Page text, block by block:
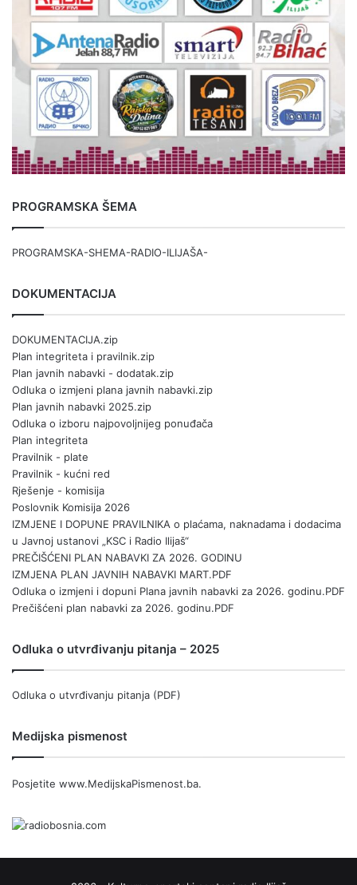
PROGRAMSKA ŠEMA
PROGRAMSKA-SHEMA-RADIO-ILIJAŠA-
DOKUMENTACIJA
DOKUMENTACIJA.zip
Plan integriteta i pravilnik.zip
Plan javnih nabavki - dodatak.zip
Odluka o izmjeni plana javnih nabavki.zip
Plan javnih nabavki 2025.zip
Odluka o izboru najpovoljnijeg ponuđača
Plan integriteta
Pravilnik - plate
Pravilnik - kućni red
Rješenje - komisija
Poslovnik Komisija 2026
IZMJENE I DOPUNE PRAVILNIKA o plaćama, naknadama i dodacima
u Javnoj ustanovi „KSC i Radio Ilijaš“
PREČIŠĆENI PLAN NABAVKI ZA 2026. GODINU
IZMJENA PLAN JAVNIH NABAVKI MART.PDF
Odluka o izmjeni i dopuni Plana javnih nabavki za 2026. godinu.PDF
Prečišćeni plan nabavki za 2026. godinu.PDF
Odluka o utvrđivanju pitanja – 2025
Odluka o utvrđivanju pitanja (PDF)
Medijska pismenost
Posjetite www.MedijskaPismenost.ba.